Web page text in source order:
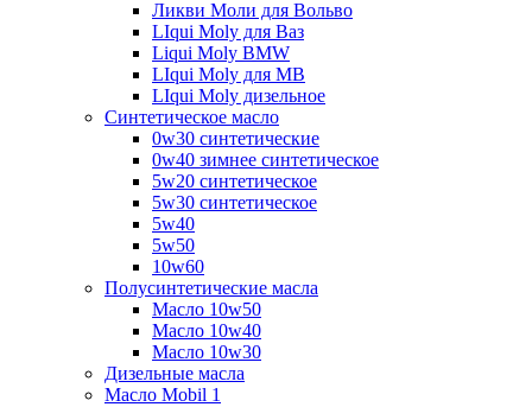
Ликви Моли для Вольво
LIqui Moly для Ваз
Liqui Moly BMW
LIqui Moly для MB
LIqui Moly дизельное
Синтетическое масло
0w30 синтетические
0w40 зимнее синтетическое
5w20 синтетическое
5w30 синтетическое
5w40
5w50
10w60
Полусинтетические масла
Масло 10w50
Масло 10w40
Масло 10w30
Дизельные масла
Масло Mobil 1